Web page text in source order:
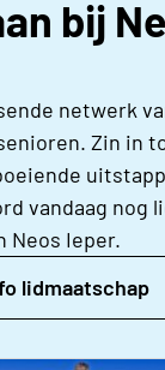
bij
netwerk
Zin in
vandaag nog
Neos Ieper.
lidmaatschap